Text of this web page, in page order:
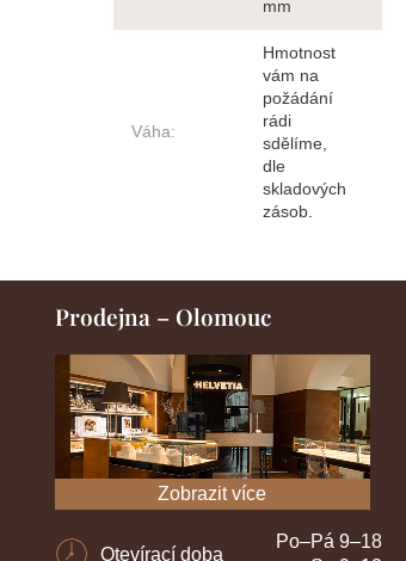
mm
Váha:
Hmotnost
vám na
požádání
rádi
sdělíme,
dle
skladových
zásob.
Prodejna – Olomouc
Zobrazit více
Otevírací doba
Po–Pá 9–18